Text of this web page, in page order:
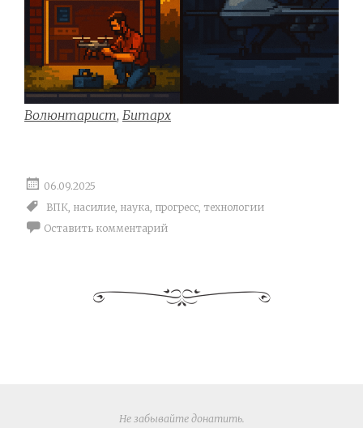
Волюнтарист, Битарх
06.09.2025
ВПК, насилие, наука, прогресс, технологии
Оставить комментарий
Не забывайте донатить.